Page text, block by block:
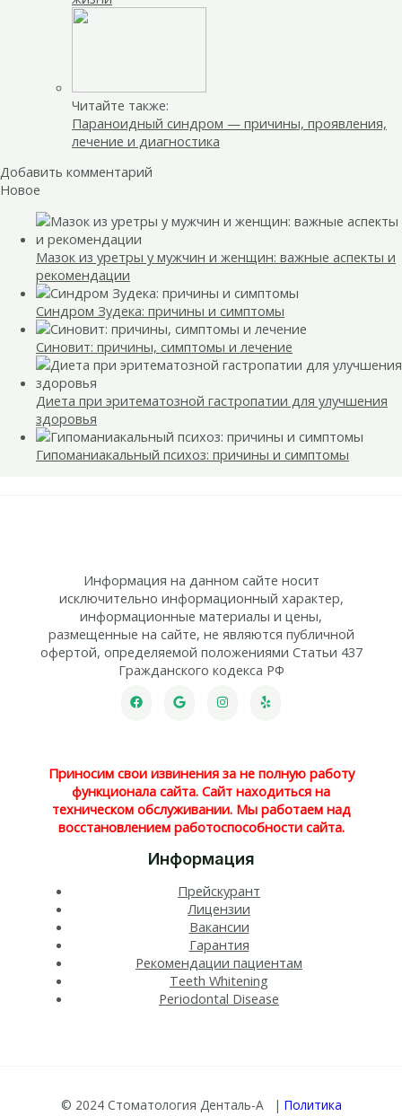
Читайте также:
Параноидный синдром — причины, проявления,
лечение и диагностика
Добавить комментарий
Новое
Мазок из уретры у мужчин и женщин: важные аспекты и
рекомендации
Синдром Зудека: причины и симптомы
Синовит: причины, симптомы и лечение
Диета при эритематозной гастропатии для улучшения
здоровья
Гипоманиакальный психоз: причины и симптомы
Информация на данном сайте носит
исключительно информационный характер,
информационные материалы и цены,
размещенные на сайте, не являются публичной
офертой, определяемой положениями Статьи 437
Гражданского кодекса РФ
Приносим свои извинения за не полную работу
функционала сайта. Сайт находиться на
техническом обслуживании. Мы работаем над
восстановлением работоспособности сайта.
Информация
Прейскурант
Лицензии
Вакансии
Гарантия
Рекомендации пациентам
Teeth Whitening​
Periodontal Disease​
© 2024 Стоматология Денталь-А | Политика